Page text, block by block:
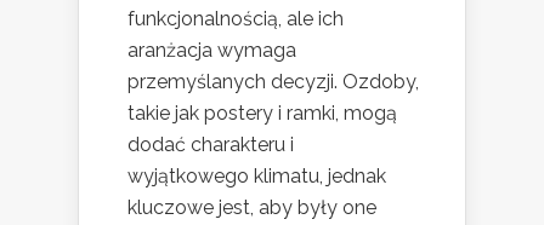
funkcjonalnością, ale ich
aranżacja wymaga
przemyślanych decyzji. Ozdoby,
takie jak postery i ramki, mogą
dodać charakteru i
wyjątkowego klimatu, jednak
kluczowe jest, aby były one